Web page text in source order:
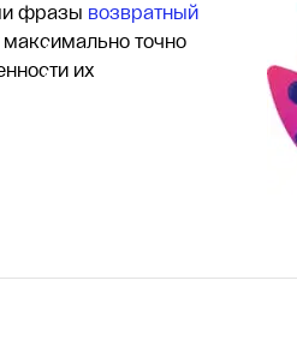
фразы возвратный
точно
их